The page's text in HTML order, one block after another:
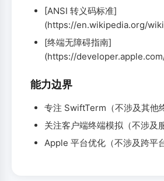
[ANSI 转义码标准]
(https://en.wikipedia.org/
[终端无障碍指南]
(https://
能力边界
专注 SwiftTerm（不涉及其他
关注客户端终端模拟（不涉及
Apple 平台优化（不涉及跨平